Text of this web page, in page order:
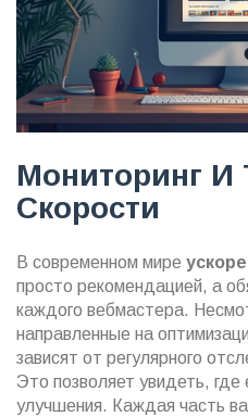
Мониторинг И
Скорости
В современном мире
просто рекомендацией, а
каждого вебмастера.
направленные на
зависят от регулярного
Это позволяет увидеть,
улучшения. Каждая часть